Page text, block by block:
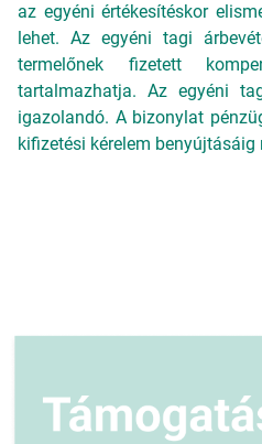
az egyéni értékesítéskor
lehet. Az egyéni tagi
termelőnek fizetett
tartalmazhatja. Az egyéni
igazolandó. A bizonylat
kifizetési kérelem